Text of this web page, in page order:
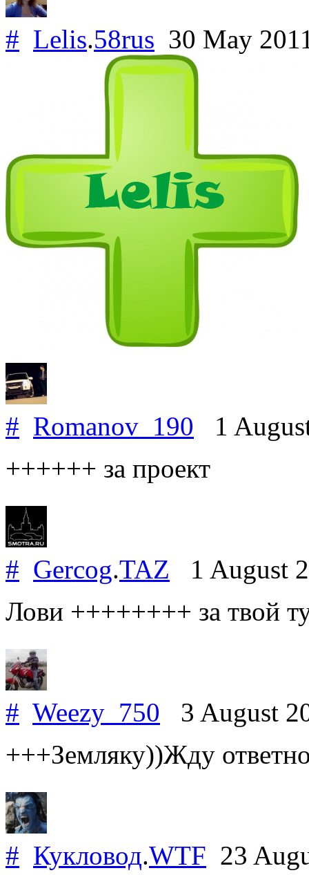
# Lelis.58rus 30 May
# Romanov_190 1
++++++ за проект
# Gercog.TAZ 1 August
Лови ++++++++ за твой
# Weezy_750 3 August
+++Земляку))Жду
# Кукловод.WTF 23